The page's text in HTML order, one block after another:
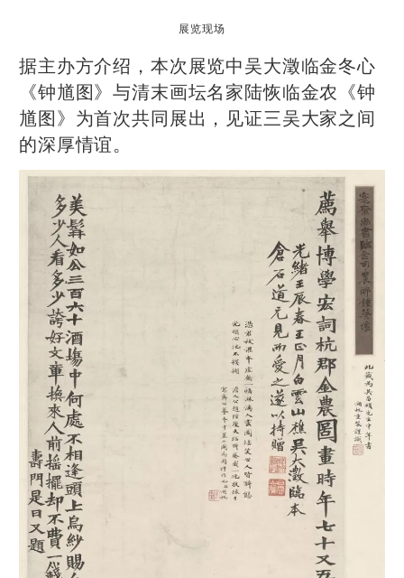
展览现场
据主办方介绍，本次展览中吴大澂临金冬心
《钟馗图》与清末画坛名家陆恢临金农《钟
馗图》为首次共同展出，见证三吴大家之间
的深厚情谊。